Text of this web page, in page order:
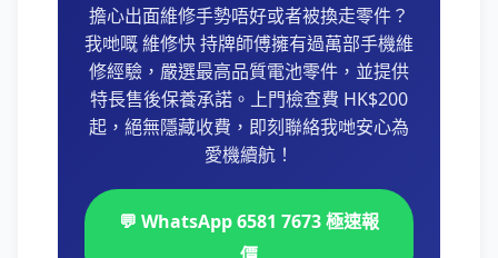
擔心出面維修手勢唔好或者被換走零件？
我哋嘅 維修快 持牌師傅擁有過萬部手機維
修經驗，嚴選最高品質電池零件，並提供
特長售後保養承諾。上門檢查費 HK$200
起，絕無隱藏收費，即刻聯絡我哋安心為
愛機續航！
💬 WhatsApp 6581 7673 極速報